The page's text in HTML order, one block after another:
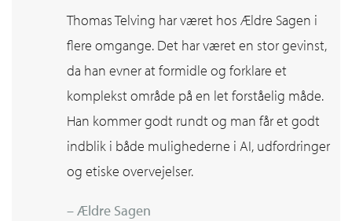
Thomas Telving har været hos Ældre Sagen i
flere omgange. Det har været en stor gevinst,
da han evner at formidle og forklare et
komplekst område på en let forståelig måde.
Han kommer godt rundt og man får et godt
indblik i både mulighederne i AI, udfordringer
og etiske overvejelser.
– Ældre Sagen